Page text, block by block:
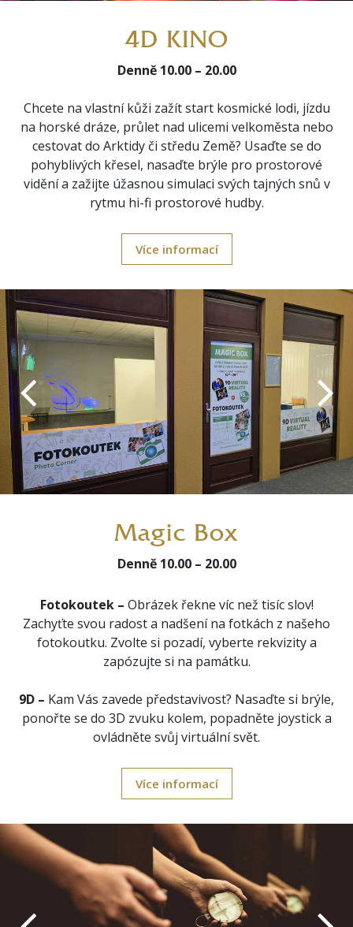
4D KINO
Denně 10.00 – 20.00
Chcete na vlastní kůži zažít start kosmické lodi, jízdu
na horské dráze, průlet nad ulicemi velkoměsta nebo
cestovat do Arktidy či středu Země? Usaďte se do
pohyblivých křesel, nasaďte brýle pro prostorové
vidění a zažijte úžasnou simulaci svých tajných snů v
rytmu hi-fi prostorové hudby.
Více informací
Magic Box
Denně 10.00 – 20.00
Fotokoutek – Obrázek řekne víc než tisíc slov!
Zachyťte svou radost a nadšení na fotkách z našeho
fotokoutku. Zvolte si pozadí, vyberte rekvizity a
zapózujte si na památku.
9D – Kam Vás zavede představivost? Nasaďte si brýle,
ponořte se do 3D zvuku kolem, popadněte joystick a
ovládněte svůj virtuální svět.
Více informací